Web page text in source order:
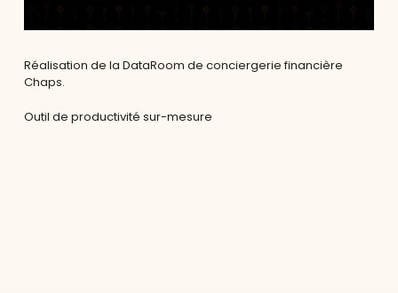
Réalisation de la DataRoom de conciergerie financière
Chaps.
Outil de productivité sur-mesure